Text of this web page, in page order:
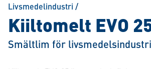
Livsmedelindustri /
Kiiltomelt EVO
Smältlim för livsmedelsindustri